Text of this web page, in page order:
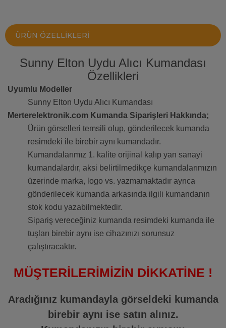
ÜRÜN ÖZELLIKLERI
Sunny Elton Uydu Alıcı Kumandası
Özellikleri
Uyumlu Modeller
Sunny Elton Uydu Alıcı Kumandası
Merterelektronik.com Kumanda Siparişleri Hakkında;
Ürün görselleri temsili olup, gönderilecek kumanda
resimdeki ile birebir aynı kumandadır.
Kumandalarımız 1. kalite orijinal kalıp yan sanayi
kumandalardır, aksi belirtilmedikçe kumandalarımızın
üzerinde marka, logo vs. yazmamaktadır ayrıca
gönderilecek kumanda arkasında ilgili kumandanın
stok kodu yazabilmektedir.
Sipariş vereceğiniz kumanda resimdeki kumanda ile
tuşları birebir aynı ise cihazınızı sorunsuz
çalıştıracaktır.
MÜŞTERİLERİMİZİN DİKKATİNE !
Aradığınız kumandayla görseldeki kumanda
birebir aynı ise satın alınız.